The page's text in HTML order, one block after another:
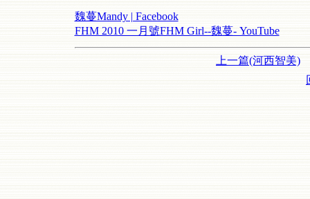
魏蔓Mandy | Facebook
FHM 2010 一月號FHM Girl--魏蔓- YouTube
上一篇(河西智美)